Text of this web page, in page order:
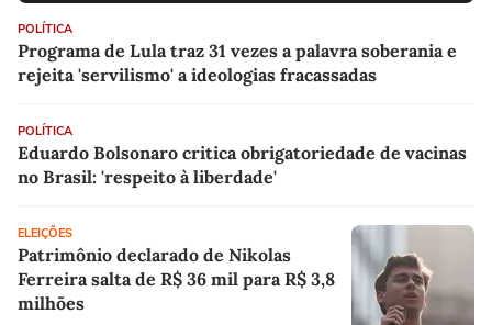
POLÍTICA
Programa de Lula traz 31 vezes a palavra soberania e
rejeita 'servilismo' a ideologias fracassadas
POLÍTICA
Eduardo Bolsonaro critica obrigatoriedade de vacinas
no Brasil: 'respeito à liberdade'
ELEIÇÕES
Patrimônio declarado de Nikolas
Ferreira salta de R$ 36 mil para R$ 3,8
milhões